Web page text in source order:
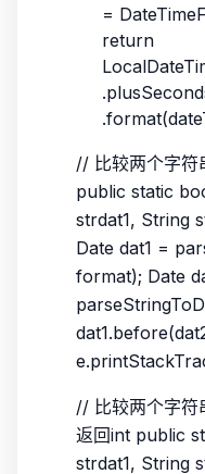
=
return
// 比较两个字符
public static
strdat1, String
Date dat1 =
format); Date
// 比较两个字符
返回int public
strdat1, String